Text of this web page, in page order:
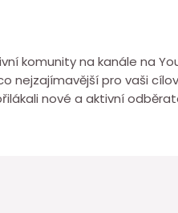
komunity na kanále na
pro vaši
nové a aktivní